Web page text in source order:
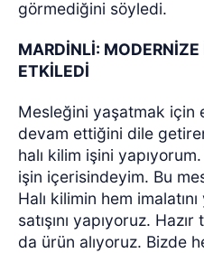
görmediğini söyledi.
MARDİNLİ:
ETKİLEDİ
Mesleğini yaşatmak için
devam ettiğini dile
halı kilim işini
işin içerisindeyim. Bu
Halı kilimin hem
satışını yapıyoruz.
da ürün alıyoruz. Bizde